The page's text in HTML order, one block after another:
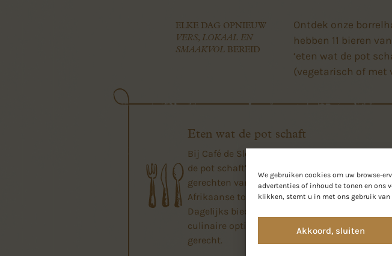
We gebruiken cookies om uw browse-
advertenties of inhoud te tonen en ons
klikken, stemt u in met ons gebruik van
Akkoord, sluiten
ELKE DAG OPNIEUW
VERS, LOKAAL EN
SMAAKVOL BEREID
Ontdek onze
hebben 11 bieren
‘eten wat de pot
(vegetarisch of met
Eten wat de pot schaft
Bij Café de Sleutel hanteren we het ‘eet wat
de pot schaft’ concept. Variërende
gerechten van de Europese, Noord-
Afrikaanse tot de Aziatische keuken.
Dagelijks bieden we twee verrassende
culinaire opties, vlees- of een vegetarisch
gerecht.